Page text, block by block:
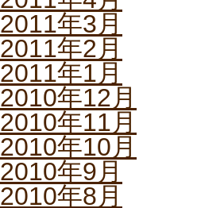
2011年3月
2011年2月
2011年1月
2010年12月
2010年11月
2010年10月
2010年9月
2010年8月